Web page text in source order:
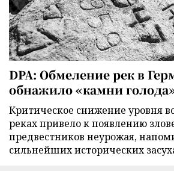
DPA: Обмеление рек в
обнажило «камни
Критическое снижение уровня
реках привело к появлению
предвестников неурожая,
сильнейших исторических